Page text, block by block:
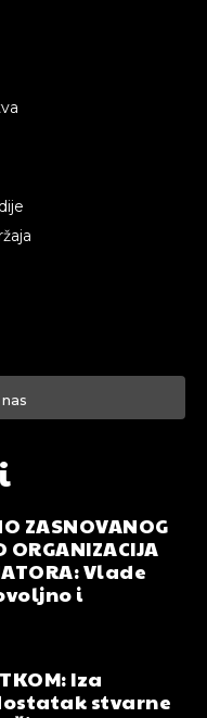
ZASNOVANOG
ORGANIZACIJA
Vlade
i
Iza
stvarne